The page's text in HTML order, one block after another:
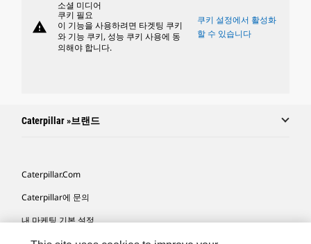
warning
소셜 미디어
쿠키 필요
이 기능을 사용하려면 타겟팅 쿠키
와 기능 쿠키, 성능 쿠키 사용에 동
의해야 합니다.
쿠키 설정에서 활성화
할 수 있습니다
Caterpillar »브랜드
Caterpillar.com
Caterpillar에 문의
내 마케팅 기본 설정